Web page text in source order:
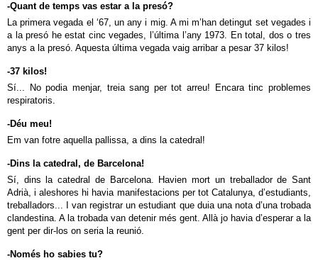
-Quant de temps vas estar a la presó?
La primera vegada el ‘67, un any i mig. A mi m’han detingut set vegades i
a la presó he estat cinc vegades, l’última l’any 1973. En total, dos o tres
anys a la presó. Aquesta última vegada vaig arribar a pesar 37 kilos!
-37 kilos!
Sí... No podia menjar, treia sang per tot arreu! Encara tinc problemes
respiratoris.
-Déu meu!
Em van fotre aquella pallissa, a dins la catedral!
-Dins la catedral, de Barcelona!
Sí, dins la catedral de Barcelona. Havien mort un treballador de Sant
Adrià, i aleshores hi havia manifestacions per tot Catalunya, d’estudiants,
treballadors... I van registrar un estudiant que duia una nota d’una trobada
clandestina. A la trobada van detenir més gent. Allà jo havia d’esperar a la
gent per dir-los on seria la reunió.
-Només ho sabies tu?